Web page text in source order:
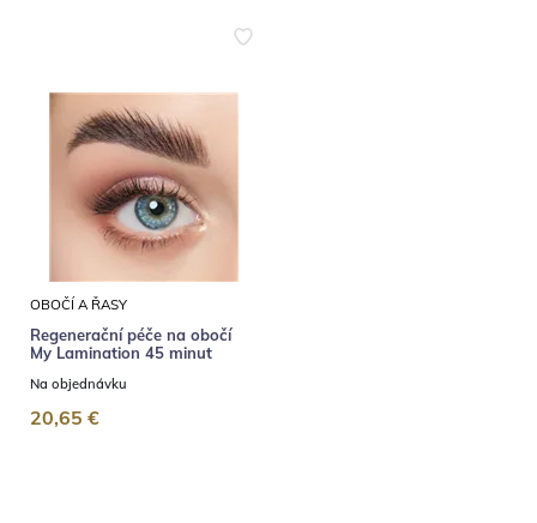
OBOČÍ A ŘASY
Regenerační péče na obočí
My Lamination 45 minut
Na objednávku
20,65 €